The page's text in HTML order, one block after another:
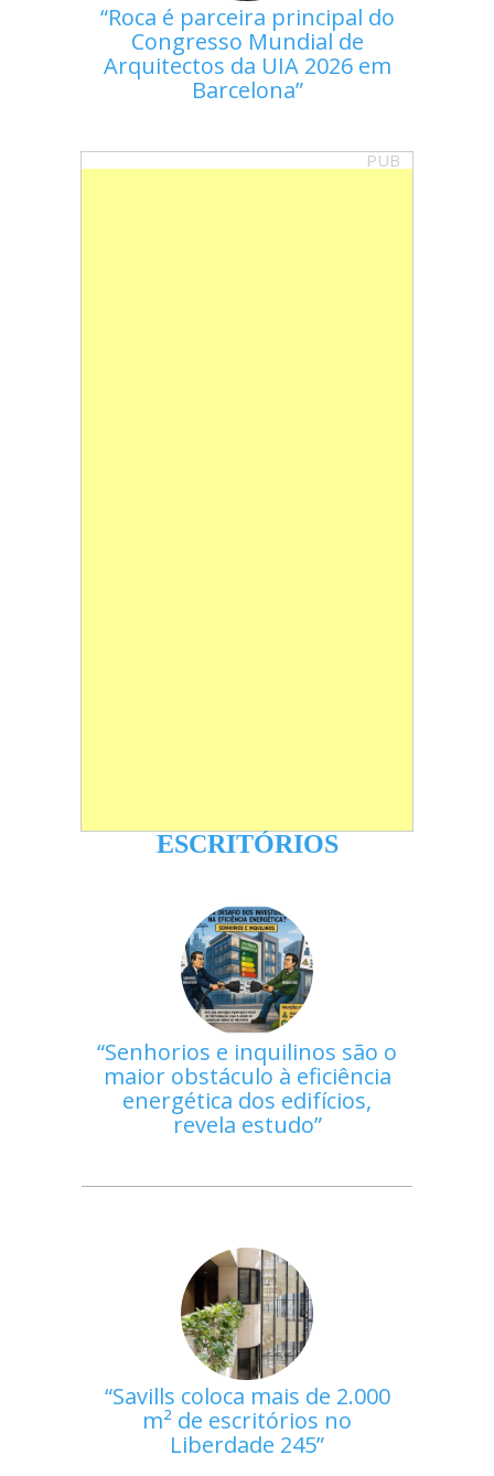
Roca é parceira principal do
Congresso Mundial de
Arquitectos da UIA 2026 em
Barcelona
PUB
ESCRITÓRIOS
Senhorios e inquilinos são o
maior obstáculo à eficiência
energética dos edifícios,
revela estudo
Savills coloca mais de 2.000
m² de escritórios no
Liberdade 245